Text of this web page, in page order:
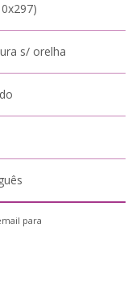
s/ orelha
para